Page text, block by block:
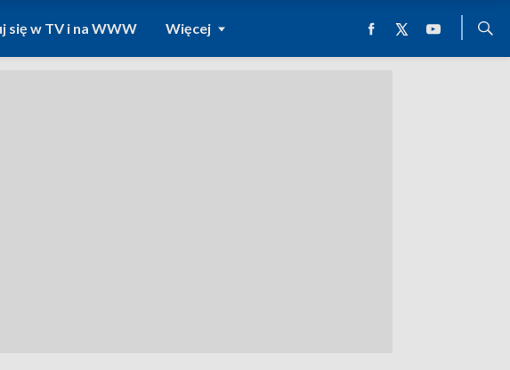
się w TV i na WWW Więcej